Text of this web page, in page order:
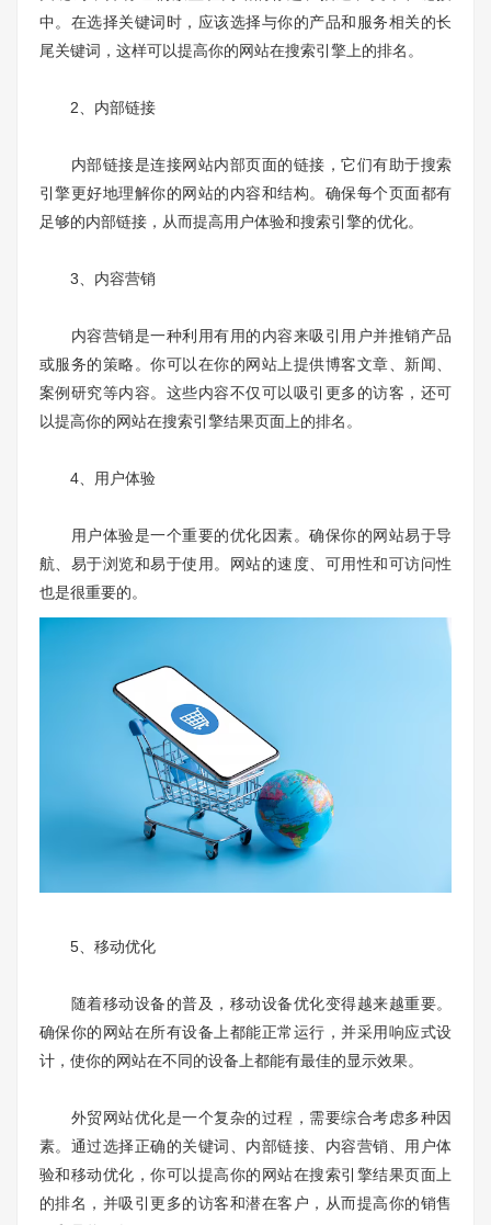
中。在选择关键词时，应该选择与你的产品和服务相关的长
尾关键词，这样可以提高你的网站在搜索引擎上的排名。
2、内部链接
内部链接是连接网站内部页面的链接，它们有助于搜索
引擎更好地理解你的网站的内容和结构。确保每个页面都有
足够的内部链接，从而提高用户体验和搜索引擎的优化。
3、内容营销
内容营销是一种利用有用的内容来吸引用户并推销产品
或服务的策略。你可以在你的网站上提供博客文章、新闻、
案例研究等内容。这些内容不仅可以吸引更多的访客，还可
以提高你的网站在搜索引擎结果页面上的排名。
4、用户体验
用户体验是一个重要的优化因素。确保你的网站易于导
航、易于浏览和易于使用。网站的速度、可用性和可访问性
也是很重要的。
5、移动优化
随着移动设备的普及，移动设备优化变得越来越重要。
确保你的网站在所有设备上都能正常运行，并采用响应式设
计，使你的网站在不同的设备上都能有最佳的显示效果。
外贸网站优化是一个复杂的过程，需要综合考虑多种因
素。通过选择正确的关键词、内部链接、内容营销、用户体
验和移动优化，你可以提高你的网站在搜索引擎结果页面上
的排名，并吸引更多的访客和潜在客户，从而提高你的销售